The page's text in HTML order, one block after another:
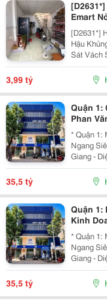
Emart
[D2631*]
Hậu Khủng 6M, Giá
Sát Vách
43M2, Nở
3,99 tỷ
Quận 1:
Phan
* Quận 1:
Ngang
Giang - Diện Tích: 42M2. - Kết Cấu: 5 Tầng - Thang Máy
- Từ Lầu
Tầng
35,5 tỷ
Quận 1:
Kinh
Ngang
* Quận 1:
Ngang
Giang - Diện Tích: 42M2. - Kết Cấu: 5 Tầng - Thang Máy
- Từ Lầu
Tầng
35,5 tỷ